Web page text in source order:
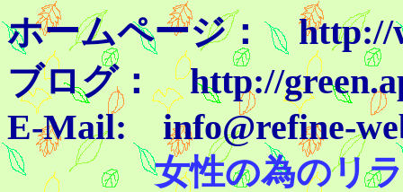
ホームページ： http://
ブログ： http://
E-Mail: info@refine-
女性の為のリ